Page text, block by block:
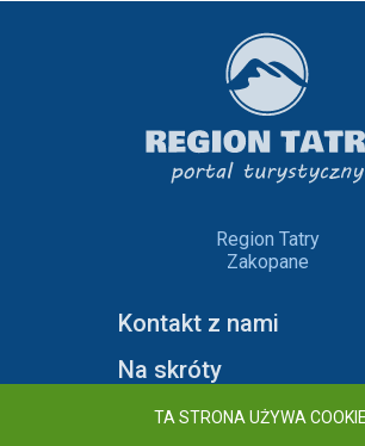
Region Tatry
Zakopane
Kontakt z nami
Na skróty
Informacje
TA STRONA UŻYWA